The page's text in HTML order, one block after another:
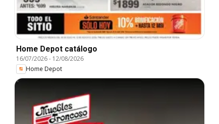
Home Depot catálogo
16/07/2026- 12/08/2026
Home Depot